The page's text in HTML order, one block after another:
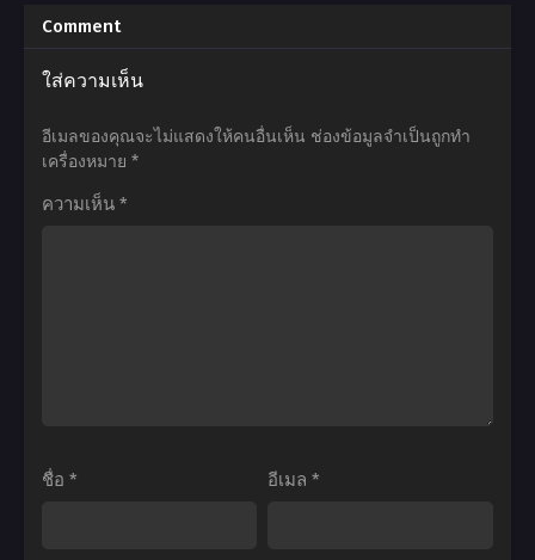
ไท
ทัน
(ภาค3)
ที่1-
พากย์
วี่
อิดิ
นิ
เมะ
Shaman
ชา
คิง
ไทย+ซับ
เมะ
Subarashii
มี
Comment
ใส่ความเห็น
อีเมลของคุณจะไม่แสดงให้คนอื่นเห็น ช่องข้อมูลจำเป็นถูกทำ
เครื่องหมาย *
ความเห็น *
ชื่อ * อีเมล *